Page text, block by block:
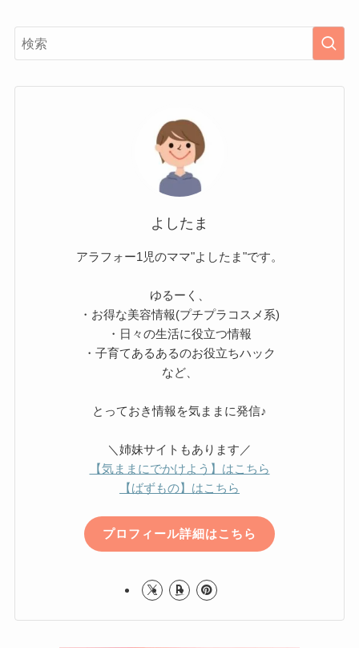
よしたま
アラフォー1児のママ"よしたま"です。
ゆるーく、
・お得な美容情報(プチプラコスメ系)
・日々の生活に役立つ情報
・子育てあるあるのお役立ちハック
など、
とっておき情報を気ままに発信♪
＼姉妹サイトもあります／
【気ままにでかけよう】はこちら
【ばずもの】はこちら
プロフィール詳細はこちら